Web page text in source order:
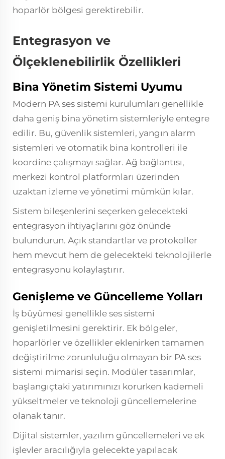
hoparlör bölgesi gerektirebilir.
Entegrasyon ve
Ölçeklenebilirlik Özellikleri
Bina Yönetim Sistemi Uyumu
Modern PA ses sistemi kurulumları genellikle
daha geniş bina yönetim sistemleriyle entegre
edilir. Bu, güvenlik sistemleri, yangın alarm
sistemleri ve otomatik bina kontrolleri ile
koordine çalışmayı sağlar. Ağ bağlantısı,
merkezi kontrol platformları üzerinden
uzaktan izleme ve yönetimi mümkün kılar.
Sistem bileşenlerini seçerken gelecekteki
entegrasyon ihtiyaçlarını göz önünde
bulundurun. Açık standartlar ve protokoller
hem mevcut hem de gelecekteki teknolojilerle
entegrasyonu kolaylaştırır.
Genişleme ve Güncelleme Yolları
İş büyümesi genellikle ses sistemi
genişletilmesini gerektirir. Ek bölgeler,
hoparlörler ve özellikler eklenirken tamamen
değiştirilme zorunluluğu olmayan bir PA ses
sistemi mimarisi seçin. Modüler tasarımlar,
başlangıçtaki yatırımınızı korurken kademeli
yükseltmeler ve teknoloji güncellemelerine
olanak tanır.
Dijital sistemler, yazılım güncellemeleri ve ek
işlevler aracılığıyla gelecekte yapılacak